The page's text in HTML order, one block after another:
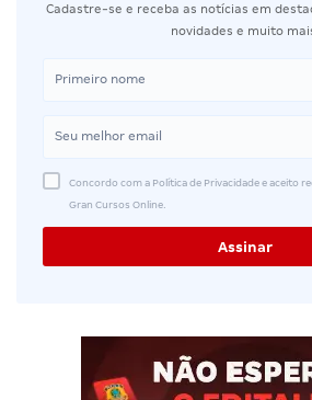
Cadastre-se e receba as notícias em
novidades e muito
Concordo com a Política de Privacidade e aceito
Gran Cursos Online.